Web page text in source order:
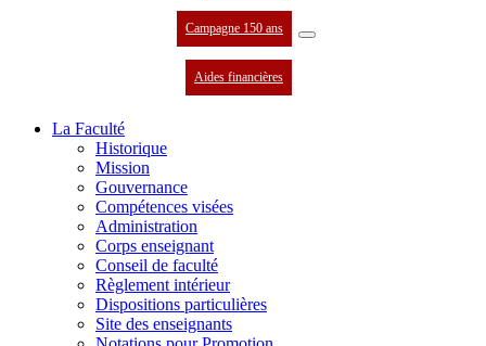
Campagne 150 ans
Aides financières
La Faculté
Historique
Mission
Gouvernance
Compétences visées
Administration
Corps enseignant
Conseil de faculté
Règlement intérieur
Dispositions particulières
Site des enseignants